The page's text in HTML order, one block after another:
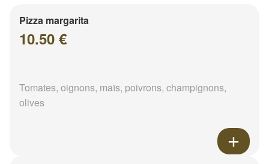
Pizza margarita
10.50 €
Tomates, oignons, maïs, poivrons, champignons,
olives